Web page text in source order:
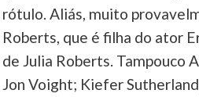
rótulo. Aliás, muito
Roberts, que é filha do ator
de Julia Roberts. Tampouco
Jon Voight; Kiefer